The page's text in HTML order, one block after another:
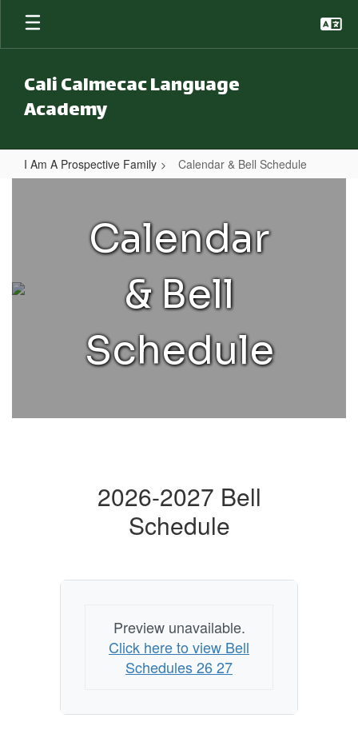
Skip to main content
Cali Calmecac Language
Academy
I Am A Prospective Family Calendar & Bell Schedule
Calendar
& Bell
Schedule
2026-2027 Bell
Schedule
Preview unavailable.
Click here to view Bell
Schedules 26 27